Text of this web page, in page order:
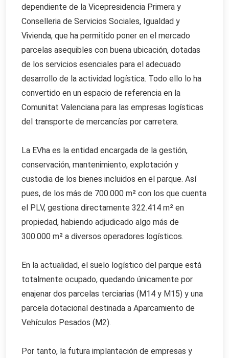
dependiente de la Vicepresidencia Primera y
Conselleria de Servicios Sociales, Igualdad y
Vivienda, que ha permitido poner en el mercado
parcelas asequibles con buena ubicación, dotadas
de los servicios esenciales para el adecuado
desarrollo de la actividad logística. Todo ello lo ha
convertido en un espacio de referencia en la
Comunitat Valenciana para las empresas logísticas
del transporte de mercancías por carretera.
La EVha es la entidad encargada de la gestión,
conservación, mantenimiento, explotación y
custodia de los bienes incluidos en el parque. Así
pues, de los más de 700.000 m² con los que cuenta
el PLV, gestiona directamente 322.414 m² en
propiedad, habiendo adjudicado algo más de
300.000 m² a diversos operadores logísticos.
En la actualidad, el suelo logístico del parque está
totalmente ocupado, quedando únicamente por
enajenar dos parcelas terciarias (M14 y M15) y una
parcela dotacional destinada a Aparcamiento de
Vehículos Pesados (M2).
Por tanto, la futura implantación de empresas y